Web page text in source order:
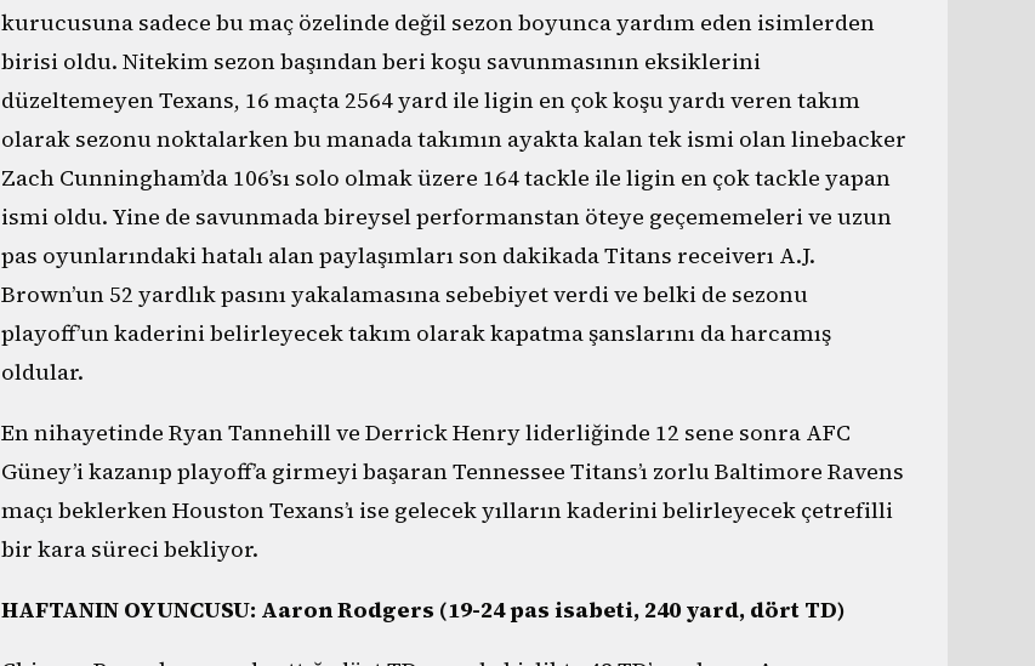
kurucusuna sadece bu maç özelinde değil sezon boyunca yardım eden isimlerden
birisi oldu. Nitekim sezon başından beri koşu savunmasının eksiklerini
düzeltemeyen Texans, 16 maçta 2564 yard ile ligin en çok koşu yardı veren takım
olarak sezonu noktalarken bu manada takımın ayakta kalan tek ismi olan linebacker
Zach Cunningham’da 106’sı solo olmak üzere 164 tackle ile ligin en çok tackle yapan
ismi oldu. Yine de savunmada bireysel performanstan öteye geçememeleri ve uzun
pas oyunlarındaki hatalı alan paylaşımları son dakikada Titans receiverı A.J.
Brown’un 52 yardlık pasını yakalamasına sebebiyet verdi ve belki de sezonu
playoff’un kaderini belirleyecek takım olarak kapatma şanslarını da harcamış
oldular.
En nihayetinde Ryan Tannehill ve Derrick Henry liderliğinde 12 sene sonra AFC
Güney’i kazanıp playoff’a girmeyi başaran Tennessee Titans’ı zorlu Baltimore Ravens
maçı beklerken Houston Texans’ı ise gelecek yılların kaderini belirleyecek çetrefilli
bir kara süreci bekliyor.
HAFTANIN OYUNCUSU: Aaron Rodgers (19-24 pas isabeti, 240 yard, dört TD)